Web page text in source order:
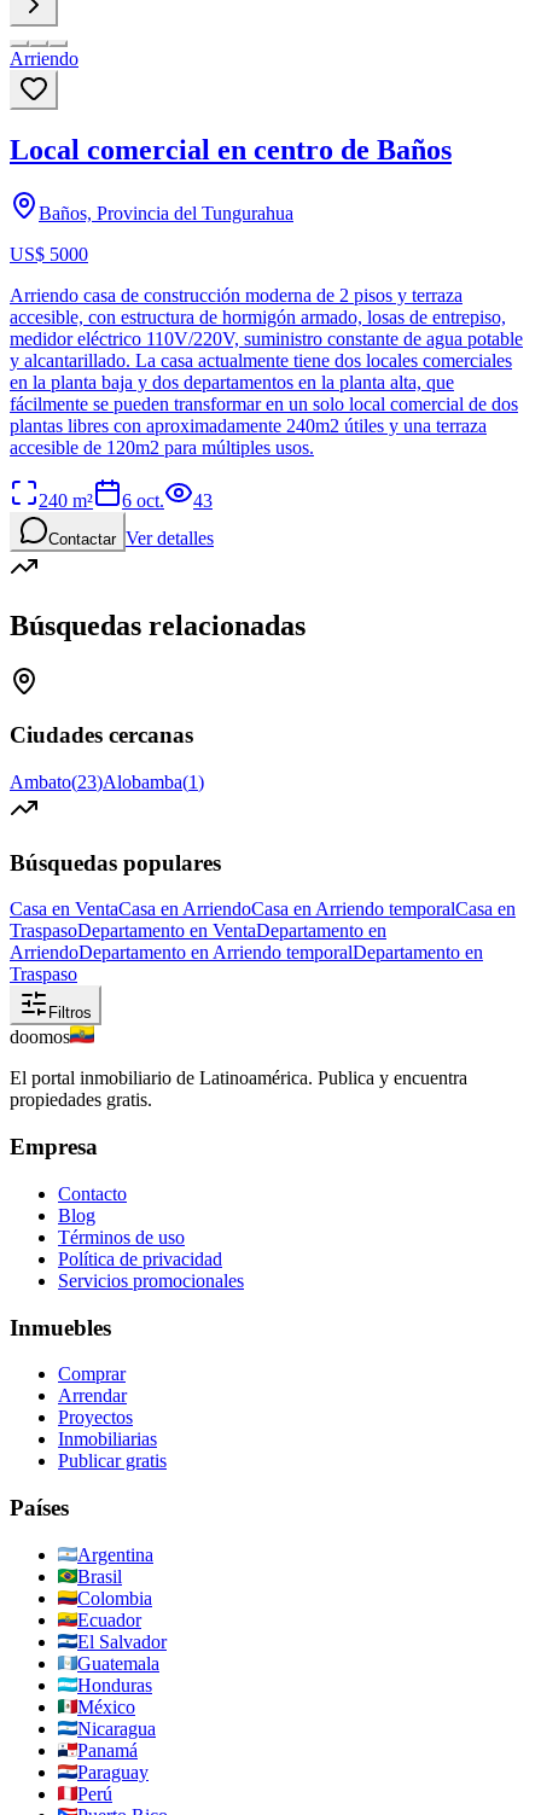
Arriendo
Local comercial en centro de Baños
Baños, Provincia del Tungurahua
US$ 5000
Arriendo casa de construcción moderna de 2 pisos y terraza
accesible, con estructura de hormigón armado, losas de entrepiso,
medidor eléctrico 110V/220V, suministro constante de agua potable
y alcantarillado. La casa actualmente tiene dos locales comerciales
en la planta baja y dos departamentos en la planta alta, que
fácilmente se pueden transformar en un solo local comercial de dos
plantas libres con aproximadamente 240m2 útiles y una terraza
accesible de 120m2 para múltiples usos.
240 m² 6 oct. 43
Contactar Ver detalles
Búsquedas relacionadas
Ciudades cercanas
Ambato(23)Alobamba(1)
Búsquedas populares
Casa en VentaCasa en ArriendoCasa en Arriendo temporalCasa en
TraspasoDepartamento en VentaDepartamento en
ArriendoDepartamento en Arriendo temporalDepartamento en
Traspaso
Filtros
doomos
El portal inmobiliario de Latinoamérica. Publica y encuentra
propiedades gratis.
Empresa
Contacto
Blog
Términos de uso
Política de privacidad
Servicios promocionales
Inmuebles
Comprar
Arrendar
Proyectos
Inmobiliarias
Publicar gratis
Países
Argentina
Brasil
Colombia
Ecuador
El Salvador
Guatemala
Honduras
México
Nicaragua
Panamá
Paraguay
Perú